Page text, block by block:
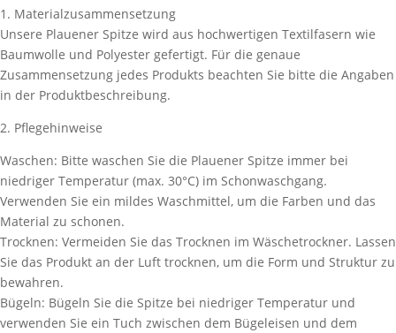
1. Materialzusammensetzung
Unsere Plauener Spitze wird aus hochwertigen Textilfasern wie
Baumwolle und Polyester gefertigt. Für die genaue
Zusammensetzung jedes Produkts beachten Sie bitte die Angaben
in der Produktbeschreibung.
2. Pflegehinweise
Waschen: Bitte waschen Sie die Plauener Spitze immer bei
niedriger Temperatur (max. 30°C) im Schonwaschgang.
Verwenden Sie ein mildes Waschmittel, um die Farben und das
Material zu schonen.
Trocknen: Vermeiden Sie das Trocknen im Wäschetrockner. Lassen
Sie das Produkt an der Luft trocknen, um die Form und Struktur zu
bewahren.
Bügeln: Bügeln Sie die Spitze bei niedriger Temperatur und
verwenden Sie ein Tuch zwischen dem Bügeleisen und dem